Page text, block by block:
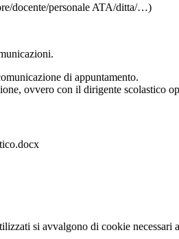
docente/personale ATA/ditta/…)
di appuntamento.
ovvero con il dirigente scolastico
si avvalgono di cookie